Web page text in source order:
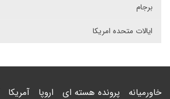
برجام
ایالات متحده امریکا
خاورمیانه پرونده هسته ای اروپا آمریکا